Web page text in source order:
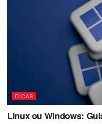
DICAS
Linux ou Windows: